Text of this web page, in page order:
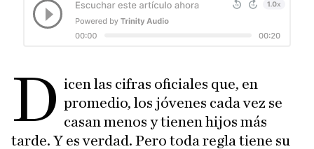
D icen las cifras oficiales que, en
promedio, los jóvenes cada vez se
casan menos y tienen hijos más
tarde. Y es verdad. Pero toda regla tiene su